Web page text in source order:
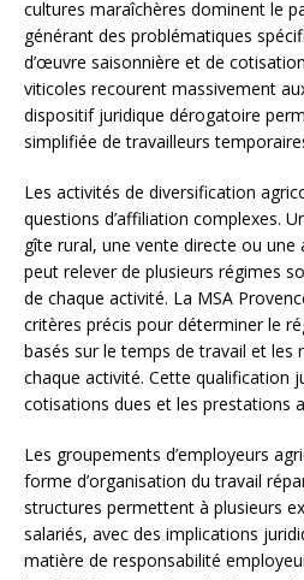
cultures maraîchères dominent le
générant des problématiques
d’œuvre saisonnière et de
viticoles recourent massivement
dispositif juridique dérogatoire
simplifiée de travailleurs
Les activités de diversification
questions d’affiliation complexes.
gîte rural, une vente directe ou
peut relever de plusieurs régimes
de chaque activité. La MSA
critères précis pour déterminer le
basés sur le temps de travail et les
chaque activité. Cette qualification
cotisations dues et les prestations
Les groupements d’employeurs
forme d’organisation du travail
structures permettent à plusieurs
salariés, avec des implications
matière de responsabilité